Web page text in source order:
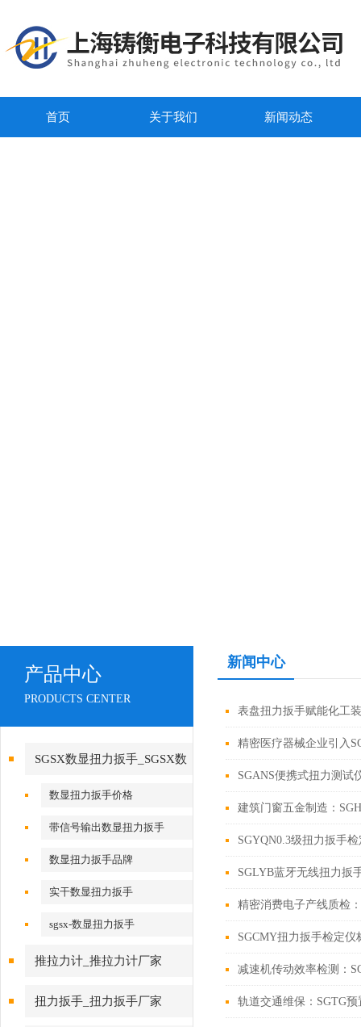
首页 关于我们 新闻动态
产品中心
PRODUCTS CENTER
SGSX数显扭力扳手_SGSX数
显扭力扳手
数显扭力扳手价格
带信号输出数显扭力扳手
数显扭力扳手品牌
实干数显扭力扳手
sgsx-数显扭力扳手
推拉力计_推拉力计厂家
扭力扳手_扭力扳手厂家
新闻中心
表盘扭力扳手赋能化工
精密医疗器械企业引入
SGANS便携式扭力测试
建筑门窗五金制造：
SGYQN0.3级扭力扳手
SGLYB蓝牙无线扭力扳
精密消费电子产线质检
SGCMY扭力扳手检定
减速机传动效率检测：
轨道交通维保：SGTG